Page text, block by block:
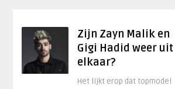
Zijn Zayn Malik en
Gigi Hadid weer uit
elkaar?
Het lijkt erop dat topmodel